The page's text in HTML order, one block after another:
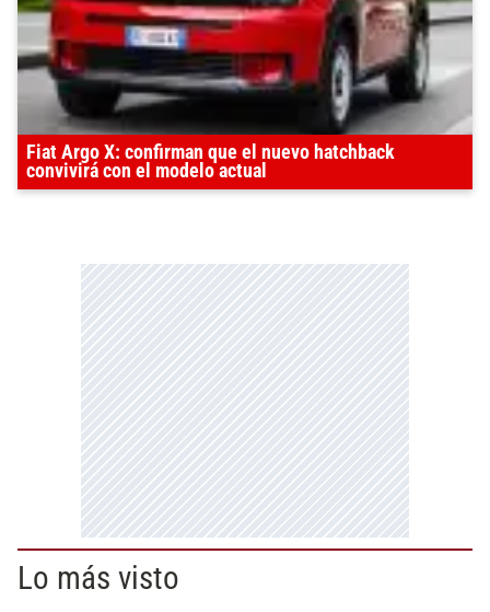
Fiat Argo X: confirman que el nuevo hatchback
convivirá con el modelo actual
Lo más visto